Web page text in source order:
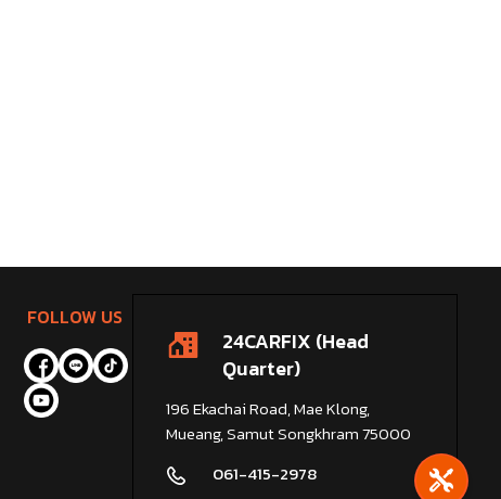
FOLLOW US
24CARFIX (Head
Quarter)
196 Ekachai Road, Mae Klong,
Mueang, Samut Songkhram 75000
061-415-2978